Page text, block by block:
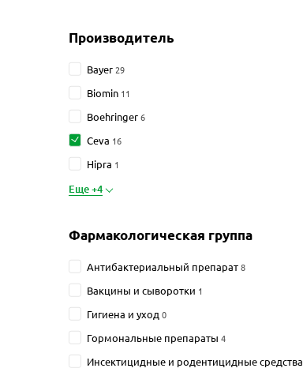
Производитель
Bayer29
Biomin 11
Boehringer6
Ceva 16
Hipra 1
Еще +4
Фармакологическая группа
Антибактериальный препарат8
Вакцины и сыворотки 1
Гигиена и уход 0
Гормональные препараты 4
Инсектицидные и родентицидные средства